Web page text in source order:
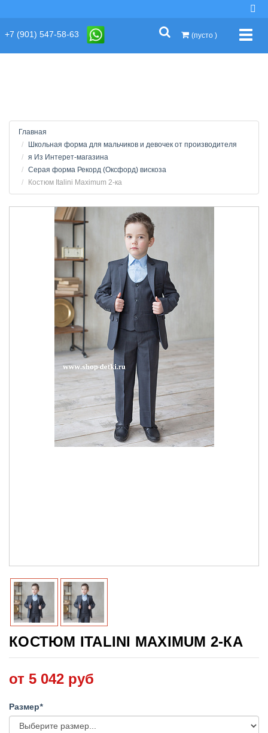
+7 (901) 547-58-63 (пусто )
Главная
Школьная форма для мальчиков и девочек от производителя
я Из Интерет-магазина
Серая форма Рекорд (Оксфорд) вискоза
Костюм Italini Maximum 2-ка
КОСТЮМ ITALINI MAXIMUM 2-КА
от 5 042 руб
Размер*